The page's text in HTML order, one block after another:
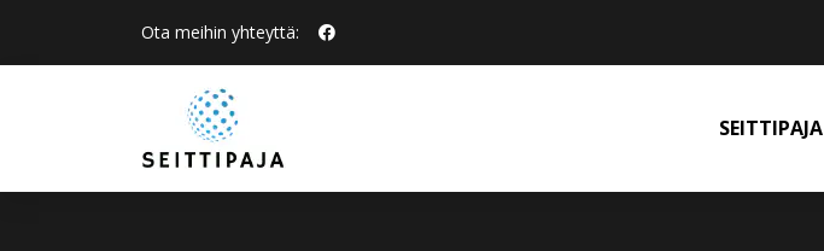
Ota meihin yhteyttä:
SEITTIPAJA